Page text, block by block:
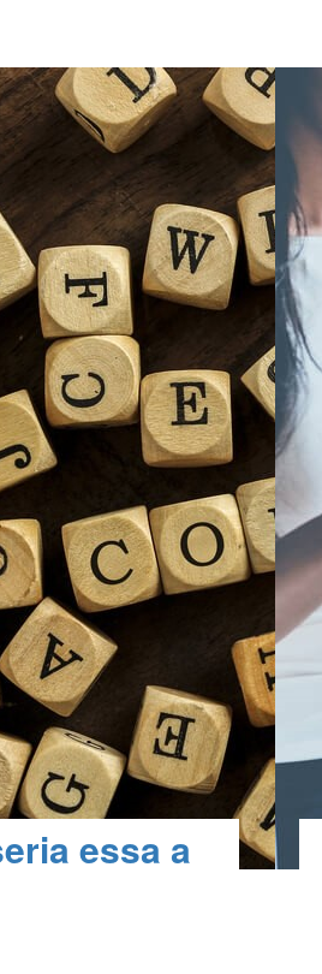
essa a